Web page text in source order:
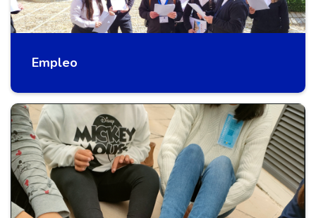
Empleo